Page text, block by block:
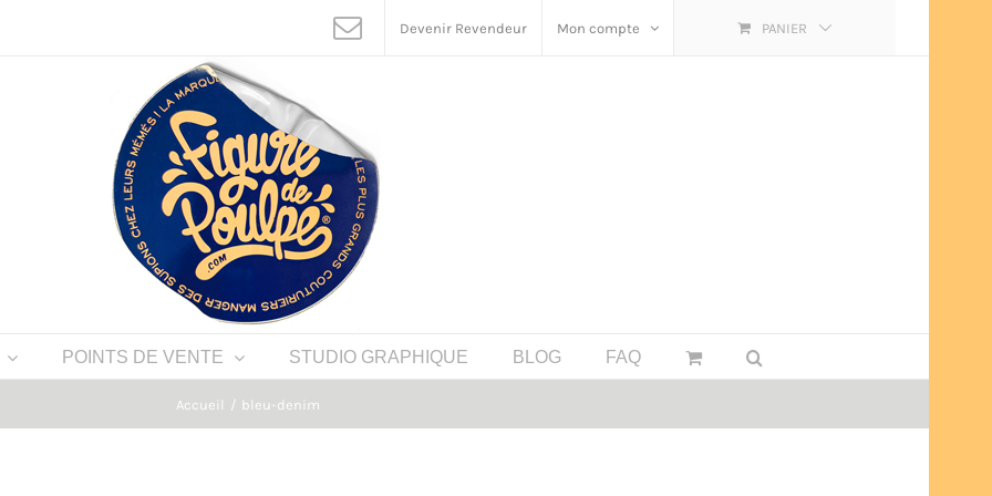
Devenir Revendeur Mon compte PANIER
POINTS DE VENTE STUDIO GRAPHIQUE BLOG FAQ
Accueil bleu-denim